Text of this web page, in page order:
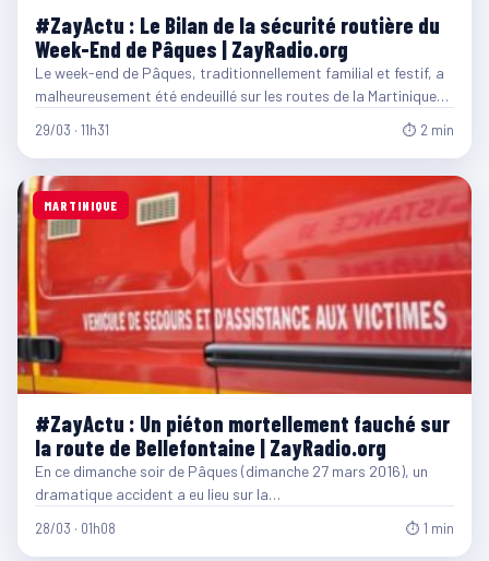
#ZayActu : Le Bilan de la sécurité routière du
Week-End de Pâques | ZayRadio.org
Le week-end de Pâques, traditionnellement familial et festif, a
malheureusement été endeuillé sur les routes de la Martinique…
29/03 · 11h31 ⏱ 2 min
MARTINIQUE
#ZayActu : Un piéton mortellement fauché sur
la route de Bellefontaine | ZayRadio.org
En ce dimanche soir de Pâques (dimanche 27 mars 2016), un
dramatique accident a eu lieu sur la…
28/03 · 01h08 ⏱ 1 min